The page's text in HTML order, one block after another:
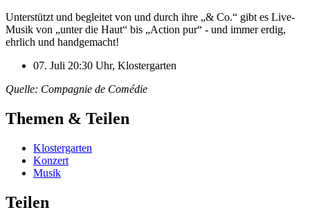
Unterstützt und begleitet von und durch ihre „& Co.“ gibt es Live-
Musik von „unter die Haut“ bis „Action pur“ - und immer erdig,
ehrlich und handgemacht!
07. Juli 20:30 Uhr, Klostergarten
Quelle: Compagnie de Comédie
Themen & Teilen
Klostergarten
Konzert
Musik
Teilen